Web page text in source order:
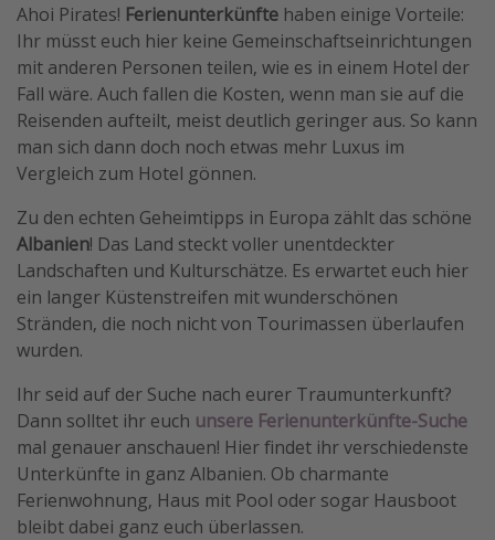
Strandurlaub
Gruppenreisen
Hotels in Hamburg
Hotels in Amsterdam
Hotels am Achensee
Weitere Themen
Reise Journal
Familienurlaub in der Türkei
Rundreisen in Thailand
Reisepassfreie Reiseziele
Travel Know How
Silvesterreisen
Last Minute Urlaub Mallorca
Ahoi Pirates! Ferienunterkünfte haben einige Vorteile:
Ihr müsst euch hier keine Gemeinschaftseinrichtungen
mit anderen Personen teilen, wie es in einem Hotel der
Fall wäre. Auch fallen die Kosten, wenn man sie auf die
Reisenden aufteilt, meist deutlich geringer aus. So kann
man sich dann doch noch etwas mehr Luxus im
Vergleich zum Hotel gönnen.
Zu den echten Geheimtipps in Europa zählt das schöne
Albanien! Das Land steckt voller unentdeckter
Landschaften und Kulturschätze. Es erwartet euch hier
ein langer Küstenstreifen mit wunderschönen
Stränden, die noch nicht von Tourimassen überlaufen
wurden.
Ihr seid auf der Suche nach eurer Traumunterkunft?
Dann solltet ihr euch unsere Ferienunterkünfte-Suche
mal genauer anschauen! Hier findet ihr verschiedenste
Unterkünfte in ganz Albanien. Ob charmante
Ferienwohnung, Haus mit Pool oder sogar Hausboot
bleibt dabei ganz euch überlassen.